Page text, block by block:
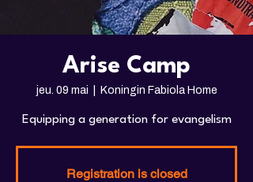
Arise Camp
jeu. 09 mai Koningin Fabiola Home
Equipping a generation for evangelism
Registration is closed